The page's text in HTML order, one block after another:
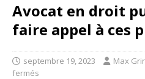
Avocat en droit
faire appel à ces
septembre 19, 2023 Max
fermés